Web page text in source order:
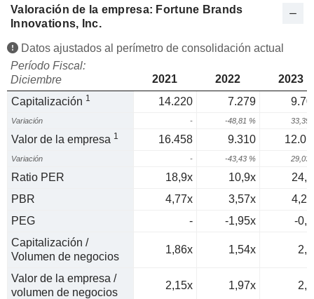
Valoración de la empresa: Fortune Brands
Innovations, Inc.
Datos ajustados al perímetro de consolidación actual
Período Fiscal:
Diciembre
2021 2022
2023
Capitalización 1 14.220 7.279
Variación - -48,81 % 33,39
Valor de la empresa 1 16.458 9.310
Variación - -43,43 % 29,03
Ratio PER 18,9x 10,9x
PBR
4,77x 3,57x
PEG
- -1,95x
-
Capitalización /
Volumen de negocios
1,86x 1,54x
Valor de la empresa /
volumen de negocios
2,15x 1,97x